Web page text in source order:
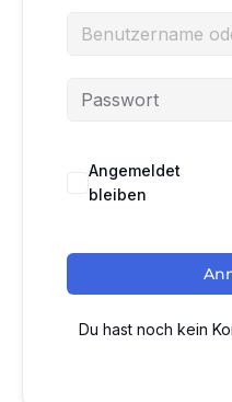
Angemeldet
bleiben
Du hast noch kein